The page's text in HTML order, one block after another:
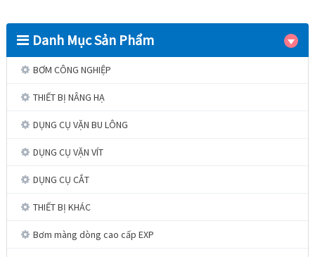
Danh Mục Sản Phẩm
BƠM CÔNG NGHIỆP
THIẾT BỊ NÂNG HẠ
DỤNG CỤ VẶN BU LÔNG
DỤNG CỤ VẶN VÍT
DỤNG CỤ CẮT
THIẾT BỊ KHÁC
Bơm màng dòng cao cấp EXP